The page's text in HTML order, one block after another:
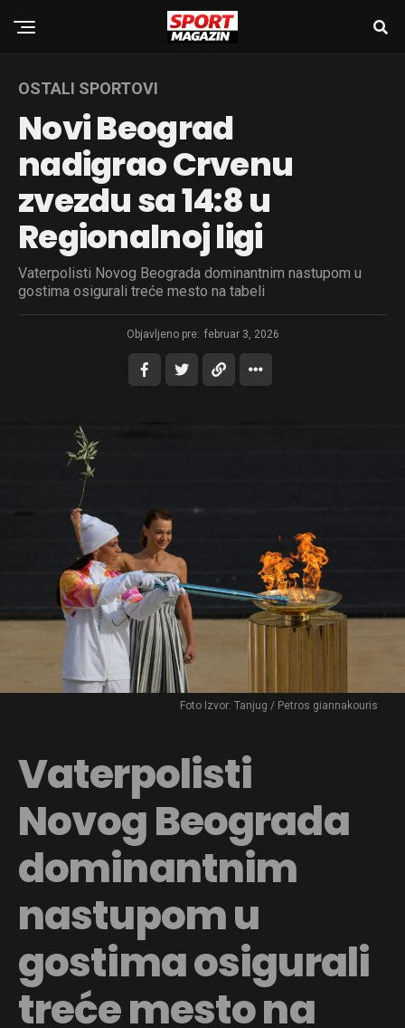
OSTALI SPORTOVI
Novi Beograd
nadigrao Crvenu
zvezdu sa 14:8 u
Regionalnoj ligi
Vaterpolisti Novog Beograda dominantnim nastupom u
gostima osigurali treće mesto na tabeli
Objavljeno pre: februar 3, 2026
Foto Izvor: Tanjug / Petros giannakouris
Vaterpolisti
Novog Beograda
dominantnim
nastupom u
gostima osigurali
treće mesto na